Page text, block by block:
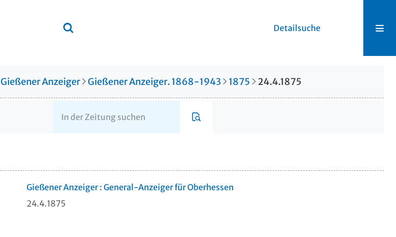
Detailsuche
Gießener Anzeiger Gießener Anzeiger. 1868-1943 1875 24.4.1875
Gießener Anzeiger : General-Anzeiger für Oberhessen
24.4.1875